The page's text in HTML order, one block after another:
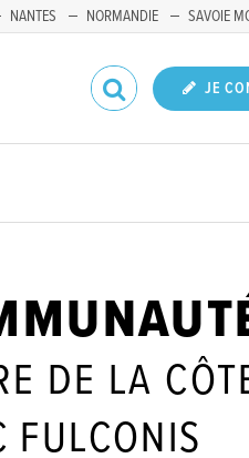
NANTES NORMANDIE SAVOIE
JE
DE LA
FULCONIS